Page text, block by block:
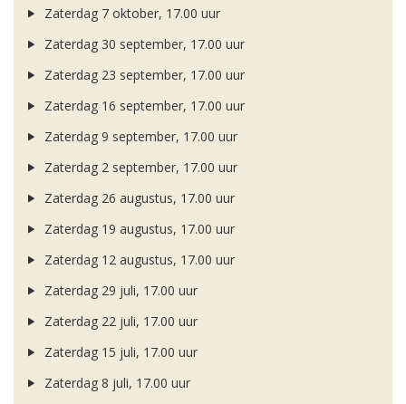
Zaterdag 7 oktober, 17.00 uur
Zaterdag 30 september, 17.00 uur
Zaterdag 23 september, 17.00 uur
Zaterdag 16 september, 17.00 uur
Zaterdag 9 september, 17.00 uur
Zaterdag 2 september, 17.00 uur
Zaterdag 26 augustus, 17.00 uur
Zaterdag 19 augustus, 17.00 uur
Zaterdag 12 augustus, 17.00 uur
Zaterdag 29 juli, 17.00 uur
Zaterdag 22 juli, 17.00 uur
Zaterdag 15 juli, 17.00 uur
Zaterdag 8 juli, 17.00 uur